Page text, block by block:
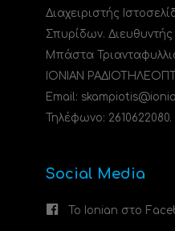
Διαχειριστής
Σπυρίδων. Διευθυντής
Μπάστα
ΙΟΝΙΑΝ
Email:
Τηλέφωνο: 2610622080.
Social Media
Το Ionian στο